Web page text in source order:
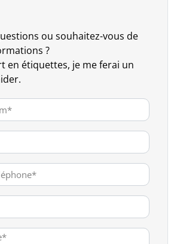
ou souhaitez-vous de
?
en étiquettes, je me ferai un